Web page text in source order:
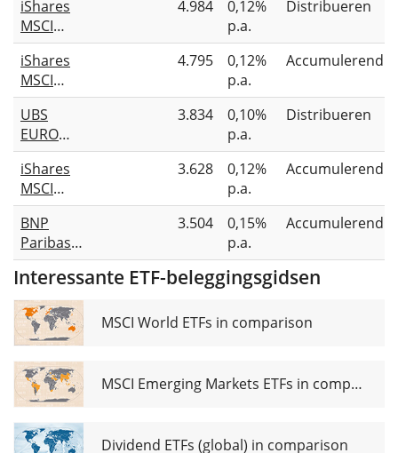
iShares
MSCI
Europe
CTB
Enhanced
ESG
UCITS ETF
EUR (Dist)
4.984
0,12%
p.a.
Distribueren
iShares
MSCI
Europe
Screened
UCITS ETF
EUR (Acc)
4.795
0,12%
p.a.
Accumulerend
UBS
EURO
STOXX 50
ESG
UCITS ETF
EUR dis
3.834
0,10%
p.a.
Distribueren
iShares
MSCI
EMU CTB
Enhanced
ESG
UCITS ETF
EUR (Acc)
3.628
0,12%
p.a.
Accumulerend
BNP
Paribas
Easy MSCI
Europe
Min TE
UCITS ETF
3.504
0,15%
p.a.
Accumulerend
Interessante ETF-beleggingsgidsen
MSCI World ETFs in comparison
MSCI Emerging Markets ETFs in comparison
Dividend ETFs (global) in comparison